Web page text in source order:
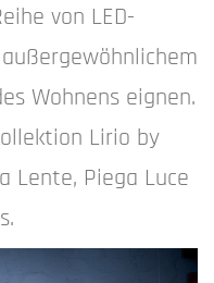
von LED-
Wohnens eignen.
Lirio by
Lente, Piega Luce